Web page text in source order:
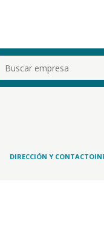
Buscar
DIRECCIÓN Y CONTACTO